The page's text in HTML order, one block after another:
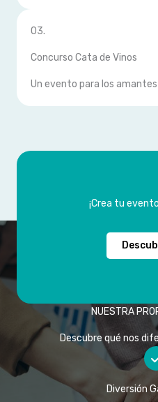
03.
Concurso Cata de Vinos
Un evento para los amantes
¡Crea tu
NUESTRA
Descubre qué nos
Diversión